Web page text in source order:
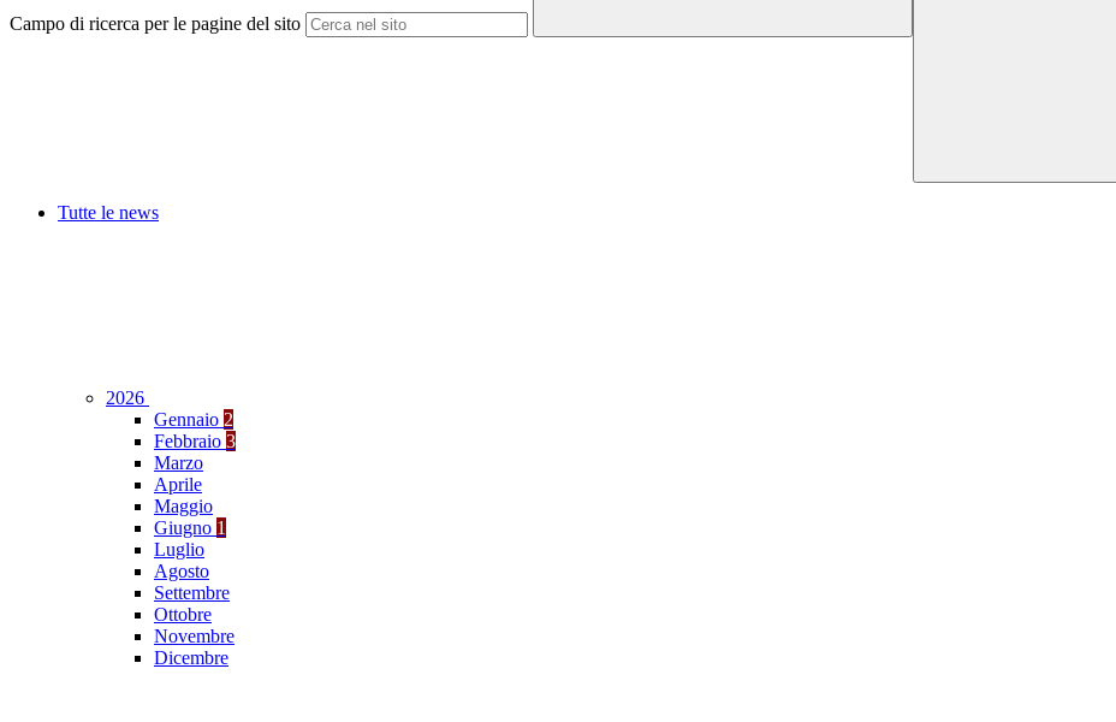
Campo di ricerca per le pagine del sito
Tutte le news
2026
Gennaio 2
Febbraio 3
Marzo
Aprile
Maggio
Giugno 1
Luglio
Agosto
Settembre
Ottobre
Novembre
Dicembre